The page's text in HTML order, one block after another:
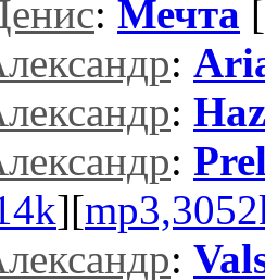
: Мечта [
:
:
:
][
: